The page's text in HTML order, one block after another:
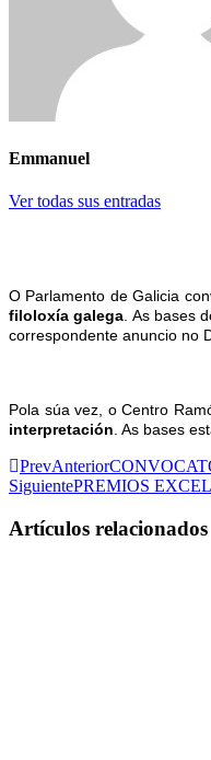
Emmanuel
Ver todas sus entradas
O Parlamento de Galicia
filoloxía galega. As bases
correspondente anuncio no
Pola súa vez, o Centro
interpretación. As bases
PrevAnterior
SiguientePREMIOS
Artículos relacionados